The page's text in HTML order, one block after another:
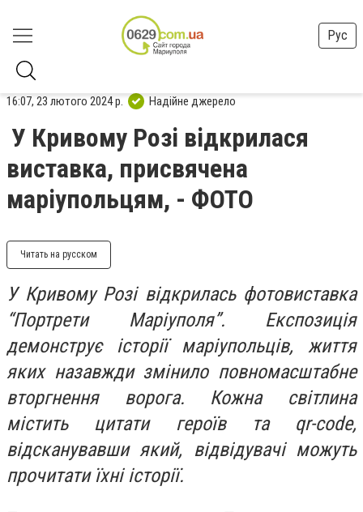
Рус
16:07, 23 лютого 2024 р. Надійне джерело
У Кривому Розі відкрилася
виставка, присвячена
маріупольцям, - ФОТО
Читать на русском
У Кривому Розі відкрилась фотовиставка
“Портрети Маріуполя”. Експозиція
демонструє історії маріупольців, життя
яких назавжди змінило повномасштабне
вторгнення ворога. Кожна світлина
містить цитати героїв та qr-code,
відсканувавши який, відвідувачі можуть
прочитати їхні історії.